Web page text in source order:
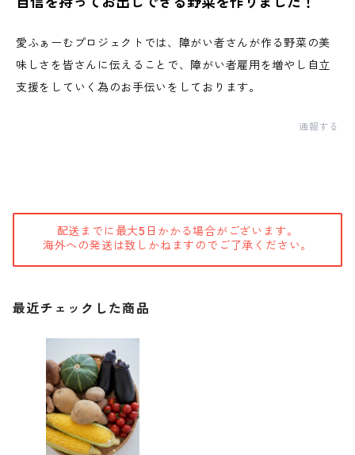
愛ふぁーむプロジェクトでは、障がい者さんが作る野菜の美
味しさを皆さんに伝えることで、障がい者雇用を増やし自立
支援をしていく為のお手伝いをしております。
通報する
配送までに最大5日かかる場合がございます。
海外への発送は致しかねますのでご了承ください。
最近チェックした商品